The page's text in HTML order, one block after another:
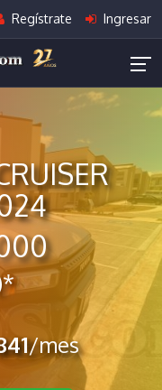
Regístrate Ingresar
/mes